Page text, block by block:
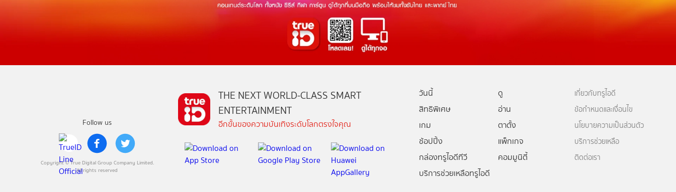
Follow us
Copyright © True Digital Group Company Limited.
All rights reserved
THE NEXT WORLD-CLASS SMART
ENTERTAINMENT
อีกขั้นของความบันเทิงระดับโลกตรงใจคุณ
วันนี้
ดู
สิทธิพิเศษ
อ่าน
เกม
ตาตั้ง
ช้อปปิ้ง
แพ็กเกจ
กล่องทรูไอดีทีวี
คอมมูนิตี้
บริการช่วยเหลือทรูไอดี
เกี่ยวกับทรูไอดี
ข้อกำหนดและเงื่อนไข
นโยบายความเป็นส่วนตัว
บริการช่วยเหลือ
ติดต่อเรา